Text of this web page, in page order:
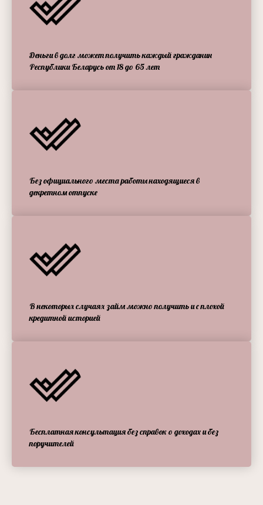
Деньги в долг может получить каждый гражданин
Республики Беларусь от 18 до 65 лет
Без официального места работы находящиеся в
декретном отпуске
В некоторых случаях займ можно получить и с плохой
кредитной историей
Бесплатная консультация без справок о доходах и без
поручителей